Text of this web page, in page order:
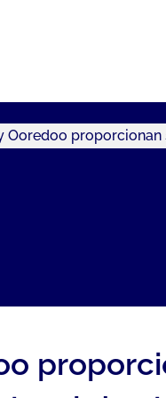
aquí
Ooredoo